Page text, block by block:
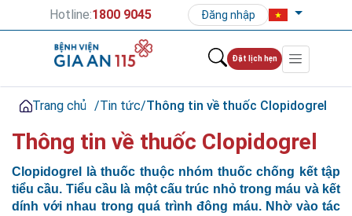
Hotline:1800 9045 Đăng nhập
Đặt lịch hẹn
Trang chủ /Tin tức/Thông tin về thuốc Clopidogrel
Thông tin về thuốc Clopidogrel
Clopidogrel là thuốc thuộc nhóm thuốc chống kết tập
tiểu cầu. Tiểu cầu là một cấu trúc nhỏ trong máu và kết
dính với nhau trong quá trình đông máu. Nhờ vào tác